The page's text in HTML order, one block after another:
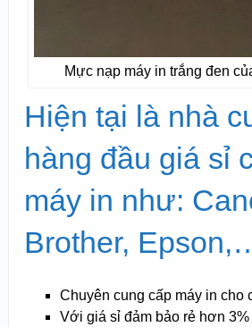
Mực nạp máy in trắng đen
Hiện tại là nhà
hàng đầu giá sỉ
máy in như:
Brother,
Chuyên cung cấp máy in cho
Với giá sỉ đảm bảo rẻ hơn